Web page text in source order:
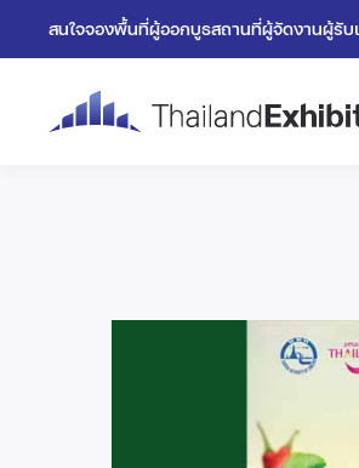
สนใจจองพื้นที่ผู้ออกบูธสถานที่ผู้จัดงานผู้รับ